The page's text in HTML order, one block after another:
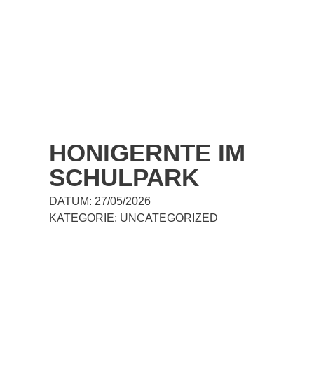
HONIGERNTE IM
SCHULPARK
DATUM: 27/05/2026
KATEGORIE: UNCATEGORIZED